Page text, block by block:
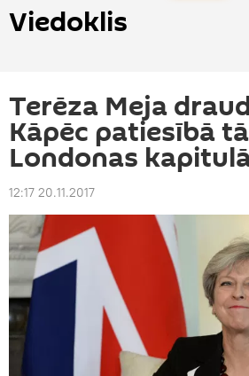
Viedoklis
Terēza Meja
Kāpēc patiesībā
Londonas
12:17 20.11.2017